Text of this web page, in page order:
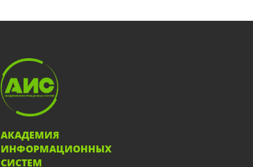
АКАДЕМИЯ
ИНФОРМАЦИОННЫХ
СИСТЕМ